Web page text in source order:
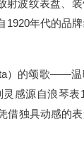
射波纹表盘、
1920年代的品
）的颂歌——温
感源自浪琴表
借独具动感的